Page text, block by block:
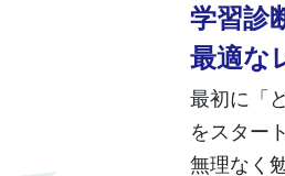
学習診
最適な
最初に「
をスター
無理なく